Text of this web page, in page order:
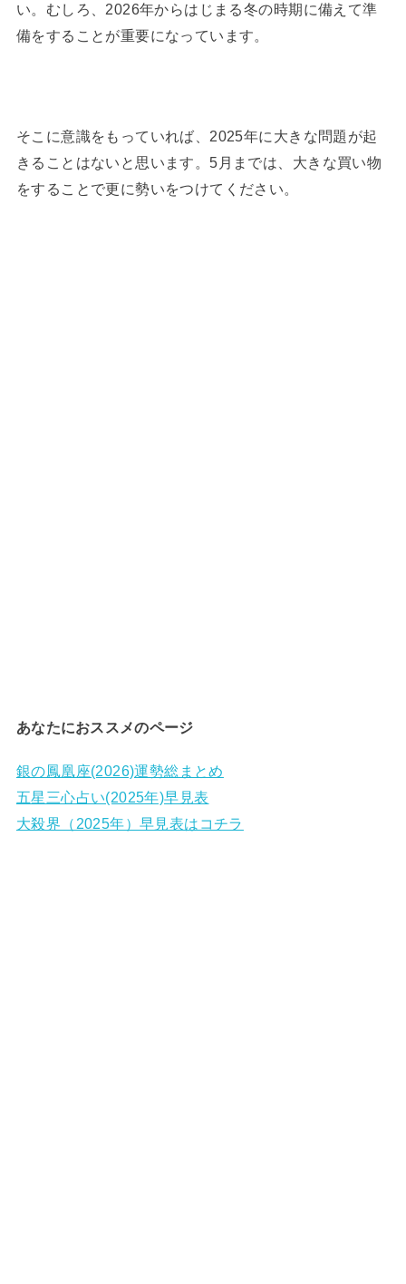
い。むしろ、2026年からはじまる冬の時期に備えて準
備をすることが重要になっています。
そこに意識をもっていれば、2025年に大きな問題が起
きることはないと思います。5月までは、大きな買い物
をすることで更に勢いをつけてください。
あなたにおススメのページ
銀の鳳凰座(2026)運勢総まとめ
五星三心占い(2025年)早見表
大殺界（2025年）早見表はコチラ